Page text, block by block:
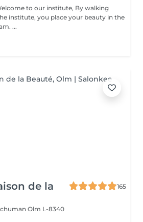
institute, you place your beauty in the
expert hands of our team. ...
de la
165
Olm L-8340